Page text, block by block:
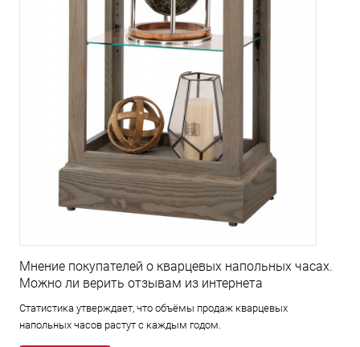
Мнение покупателей о кварцевых напольных часах.
Можно ли верить отзывам из интернета
Статистика утверждает, что объёмы продаж кварцевых
напольных часов растут с каждым годом.